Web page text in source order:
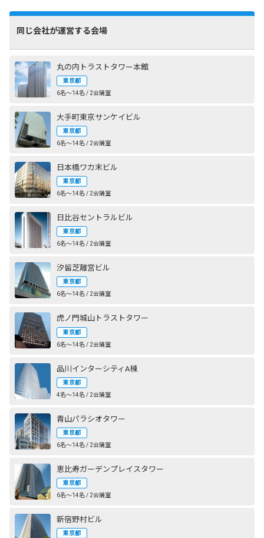
同じ会社が運営する会場
丸の内トラストタワー本館
東京都
6名〜14名 / 2会議室
大手町東京サンケイビル
東京都
6名〜14名 / 2会議室
日本橋ワカ末ビル
東京都
6名〜14名 / 2会議室
日比谷セントラルビル
東京都
6名〜14名 / 2会議室
汐留芝離宮ビル
東京都
6名〜14名 / 2会議室
虎ノ門城山トラストタワー
東京都
6名〜14名 / 2会議室
品川インターシティA棟
東京都
4名〜14名 / 2会議室
青山パラシオタワー
東京都
6名〜14名 / 2会議室
恵比寿ガーデンプレイスタワー
東京都
6名〜14名 / 2会議室
新宿野村ビル
東京都